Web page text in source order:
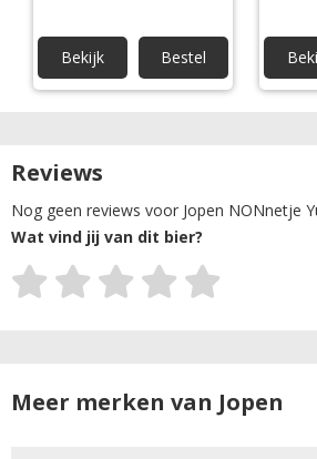
Bekijk Bestel
Reviews
Nog geen reviews voor Jopen NONnetje
Wat vind jij van dit bier?
Meer merken van Jopen